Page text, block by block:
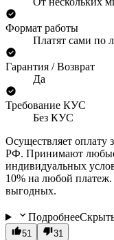
Формат работы
Платят сами по
Гарантия / Возврат
Да
Требование КУС
Без КУС
Осуществляет оплату
РФ. Принимают любые
индивидуальных
10% на любой
выгодных.
Подробнее
51 31